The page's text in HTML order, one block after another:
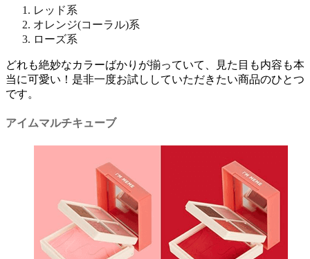
レッド系
オレンジ(コーラル)系
ローズ系
どれも絶妙なカラーばかりが揃っていて、見た目も内容も本
当に可愛い！是非一度お試ししていただきたい商品のひとつ
です。
アイムマルチキューブ